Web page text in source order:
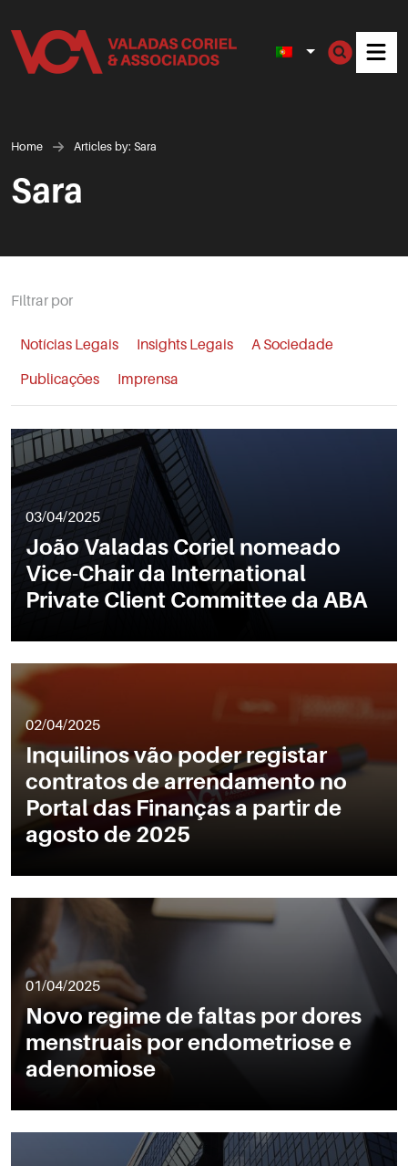
Home Articles by: Sara
Sara
Filtrar por
Notícias Legais Insights Legais
A Sociedade
Publicações
Imprensa
03/04/2025
João Valadas Coriel nomeado
Vice-Chair da International
Private Client Committee da ABA
02/04/2025
Inquilinos vão poder registar
contratos de arrendamento no
Portal das Finanças a partir de
agosto de 2025
01/04/2025
Novo regime de faltas por dores
menstruais por endometriose e
adenomiose